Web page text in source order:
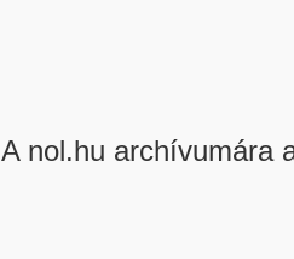
A nol.hu archívumára